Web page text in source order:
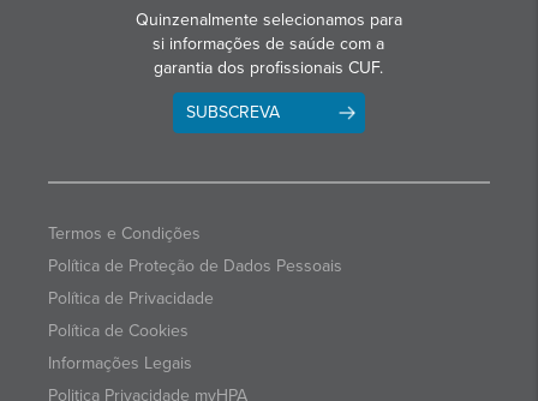
Quinzenalmente selecionamos para
si informações de saúde com a
garantia dos profissionais CUF.
SUBSCREVA
Termos e Condições
Política de Proteção de Dados Pessoais
Política de Privacidade
Política de Cookies
Informações Legais
Politica Privacidade myHPA